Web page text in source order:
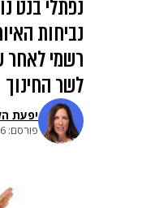
נפתלי בנט
נביחות
רשמי לאחר
לשר החינוך
יפעת
פורסם: